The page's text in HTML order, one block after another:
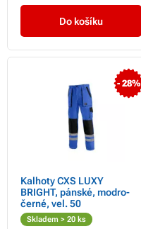
Do košíku
- 28%
Kalhoty CXS LUXY
BRIGHT, pánské, modro-
černé, vel. 50
Skladem > 20 ks